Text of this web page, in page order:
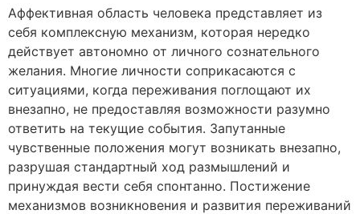
Аффективная область человека представляет из
себя комплексную механизм, которая нередко
действует автономно от личного сознательного
желания. Многие личности соприкасаются с
ситуациями, когда переживания поглощают их
внезапно, не предоставляя возможности разумно
ответить на текущие события. Запутанные
чувственные положения могут возникать внезапно,
разрушая стандартный ход размышлений и
принуждая вести себя спонтанно. Постижение
механизмов возникновения и развития переживаний